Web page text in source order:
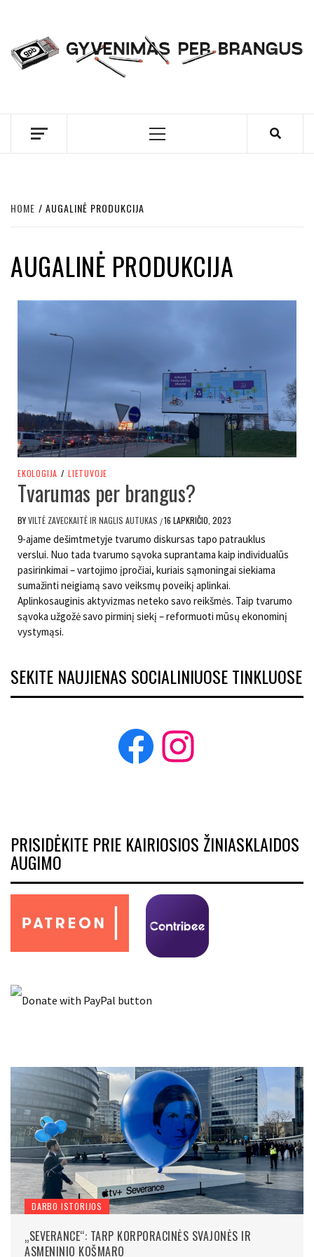
content
BRANGUS
Menu
HOME AUGALINĖ PRODUKCIJA
AUGALINĖ PRODUKCIJA
EKOLOGIJA / LIETUVOJE
Tvarumas per brangus?
BYVILTĖ ZAVECKAITĖ IR NAGLIS AUTUKAS /16 LAPKRIČIO, 2023
9-ajame dešimtmetyje tvarumo diskursas tapo patrauklus
verslui. Nuo tada tvarumo sąvoka suprantama kaip individualūs
pasirinkimai – vartojimo įpročiai, kuriais sąmoningai siekiama
sumažinti neigiamą savo veiksmų poveikį aplinkai.
Aplinkosauginis aktyvizmas neteko savo reikšmės. Taip tvarumo
sąvoka užgožė savo pirminį siekį – reformuoti mūsų ekonominį
vystymąsi.
SEKITE NAUJIENAS SOCIALINIUOSE TINKLUOSE
Facebook
Instagram
PRISIDĖKITE PRIE KAIRIOSIOS ŽINIASKLAIDOS
AUGIMO
DARBO ISTORIJOS
„SEVERANCE“: TARP KORPORACINĖS SVAJONĖS IR
ASMENINIO KOŠMARO